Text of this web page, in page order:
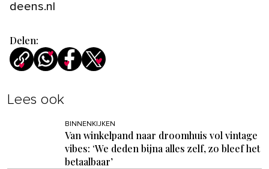
deens.nl
Delen:
Lees ook
BINNENKIJKEN
Van winkelpand naar droomhuis vol vintage
vibes: ‘We deden bijna alles zelf, zo bleef het
betaalbaar’